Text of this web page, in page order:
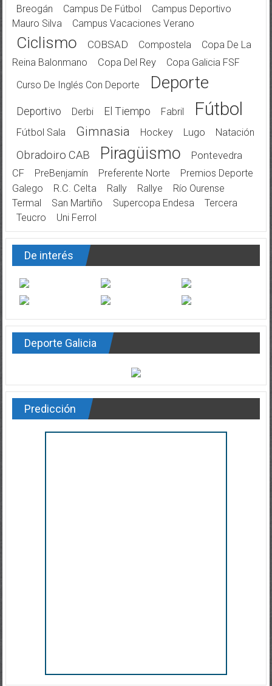
Breogán
Campus De Fútbol
Campus Deportivo
Mauro Silva
Campus Vacaciones Verano
Ciclismo COBSAD Compostela
Copa De La
Reina Balonmano
Copa Del Rey
Copa Galicia FSF
Curso De Inglés Con Deporte
Deporte
Deportivo Derbi El Tiempo Fabril Fútbol
Fútbol Sala Gimnasia Hockey Lugo Natación
Obradoiro CAB Piragüismo
Pontevedra
CF
PreBenjamín Preferente Norte
Premios Deporte
Galego
R.C. Celta Rally Rallye
Río Ourense
Termal
San Martiño Supercopa Endesa
Tercera
Teucro
Uni Ferrol
De interés
Deporte Galicia
Predicción